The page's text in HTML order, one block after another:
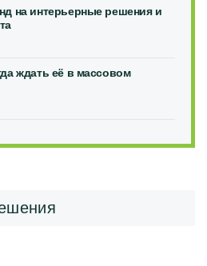
на интерьерные решения и
ждать её в массовом